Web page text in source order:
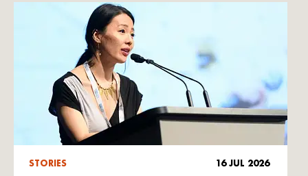
STORIES 16 JUL 2026